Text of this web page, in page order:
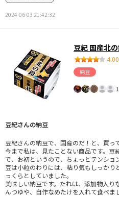
2024-06-03 21:42:32
豆紀 国産北
4.00
納豆
豆紀さんの納豆
豆紀さんの納豆で、国産のだ！と、買っ
今まで私は、見たことない商品です。豆
で、お初というので、ちょっとテンショ
豆は小粒のわりには、粘り気もしっかり
っくらとしていました。
美味しい納豆です。たれは、添加物入り
んつゆや、自作なめたけを入れて食べま